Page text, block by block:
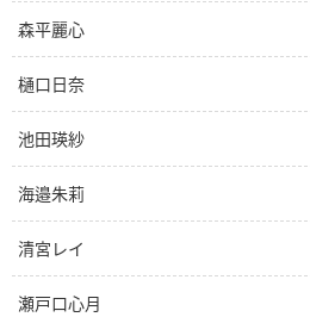
森平麗心
樋口日奈
池田瑛紗
海邉朱莉
清宮レイ
瀬戸口心月